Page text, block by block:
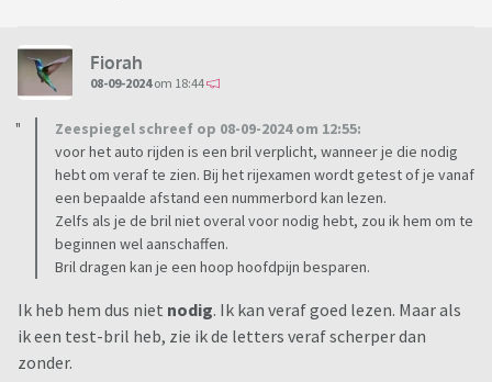
Fiorah
08-09-2024om 18:44
Zeespiegel schreef op 08-09-2024 om 12:55:
voor het auto rijden is een bril verplicht, wanneer je die nodig
hebt om veraf te zien. Bij het rijexamen wordt getest of je vanaf
een bepaalde afstand een nummerbord kan lezen.
Zelfs als je de bril niet overal voor nodig hebt, zou ik hem om te
beginnen wel aanschaffen.
Bril dragen kan je een hoop hoofdpijn besparen.
Ik heb hem dus niet nodig. Ik kan veraf goed lezen. Maar als
ik een test-bril heb, zie ik de letters veraf scherper dan
zonder.